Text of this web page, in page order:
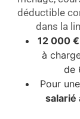
déductible
dans la
12 000
à
de
Pour une
salarié